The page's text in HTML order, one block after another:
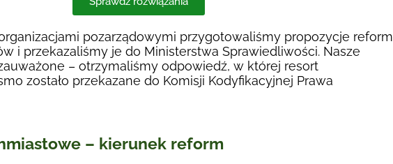
pozarządowymi przygotowaliśmy propozycje reform
i przekazaliśmy je do Ministerstwa Sprawiedliwości. Nasze
– otrzymaliśmy odpowiedź, w której resort
zostało przekazane do Komisji Kodyfikacyjnej Prawa
– kierunek reform